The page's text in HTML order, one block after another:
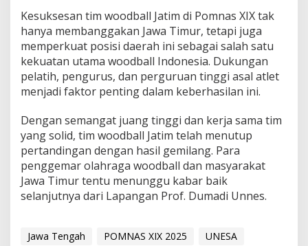
Kesuksesan tim woodball Jatim di Pomnas XIX tak
hanya membanggakan Jawa Timur, tetapi juga
memperkuat posisi daerah ini sebagai salah satu
kekuatan utama woodball Indonesia. Dukungan
pelatih, pengurus, dan perguruan tinggi asal atlet
menjadi faktor penting dalam keberhasilan ini.
Dengan semangat juang tinggi dan kerja sama tim
yang solid, tim woodball Jatim telah menutup
pertandingan dengan hasil gemilang. Para
penggemar olahraga woodball dan masyarakat
Jawa Timur tentu menunggu kabar baik
selanjutnya dari Lapangan Prof. Dumadi Unnes.
Jawa Tengah POMNAS XIX 2025
UNESA